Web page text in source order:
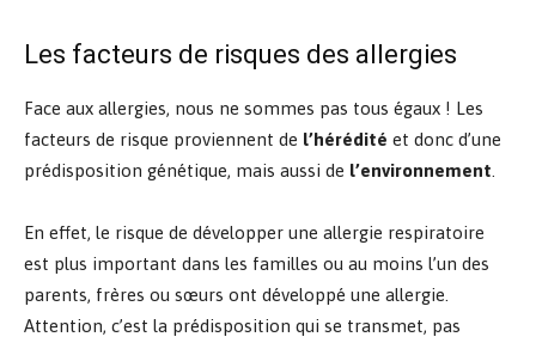
Les facteurs de risques des allergies
Face aux allergies, nous ne sommes pas tous égaux ! Les
facteurs de risque proviennent de l’hérédité et donc d’une
prédisposition génétique, mais aussi de l’environnement
En effet, le risque de développer une allergie respiratoire
est plus important dans les familles ou au moins l’un des
parents, frères ou sœurs ont développé une allergie.
Attention, c’est la prédisposition qui se transmet, pas